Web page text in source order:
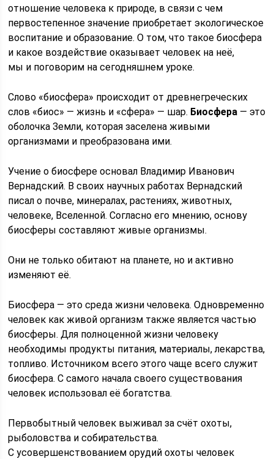
отношение человека к природе, в связи с чем
первостепенное значение приобретает экологическое
воспитание и образование. О том, что такое биосфера
и какое воздействие оказывает человек на неё,
мы и поговорим на сегодняшнем уроке.
Слово «биосфера» происходит от древнегреческих
слов «биос» — жизнь и «сфера» — шар. Биосфера — это
оболочка Земли, которая заселена живыми
организмами и преобразована ими.
Учение о биосфере основал Владимир Иванович
Вернадский. В своих научных работах Вернадский
писал о почве, минералах, растениях, животных,
человеке, Вселенной. Согласно его мнению, основу
биосферы составляют живые организмы.
Они не только обитают на планете, но и активно
изменяют её.
Биосфера — это среда жизни человека. Одновременно
человек как живой организм также является частью
биосферы. Для полноценной жизни человеку
необходимы продукты питания, материалы, лекарства,
топливо. Источником всего этого чаще всего служит
биосфера. С самого начала своего существования
человек использовал её богатства.
Первобытный человек выживал за счёт охоты,
рыболовства и собирательства.
С усовершенствованием орудий охоты человек